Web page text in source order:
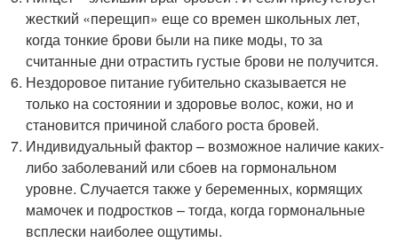
жесткий «перещип» еще со времен школьных лет,
когда тонкие брови были на пике моды, то за
считанные дни отрастить густые брови не получится.
Нездоровое питание губительно сказывается не
только на состоянии и здоровье волос, кожи, но и
становится причиной слабого роста бровей.
Индивидуальный фактор – возможное наличие каких-
либо заболеваний или сбоев на гормональном
уровне. Случается также у беременных, кормящих
мамочек и подростков – тогда, когда гормональные
всплески наиболее ощутимы.